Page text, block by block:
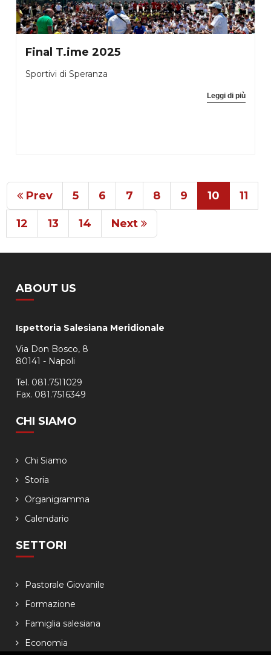
Final T.ime 2025
Sportivi di Speranza
Leggi di più
Prev 5 6 7 8 9 10 11
12 13 14 Next
ABOUT US
Ispettoria Salesiana Meridionale
Via Don Bosco, 8
80141 - Napoli
Tel. 081.7511029
Fax. 081.7516349
CHI SIAMO
Chi Siamo
Storia
Organigramma
Calendario
SETTORI
Pastorale Giovanile
Formazione
Famiglia salesiana
Economia